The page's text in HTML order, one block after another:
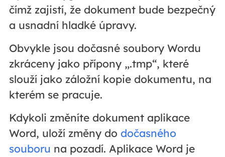
čímž zajistí, že dokument bude bezpečný
a usnadní hladké úpravy.
Obvykle jsou dočasné soubory Wordu
zkráceny jako přípony „.tmp“, které
slouží jako záložní kopie dokumentu, na
kterém se pracuje.
Kdykoli změníte dokument aplikace
Word, uloží změny do dočasného
souboru na pozadí. Aplikace Word je